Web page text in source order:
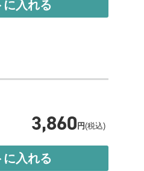
に入れる
3,860 円(税込)
に入れる